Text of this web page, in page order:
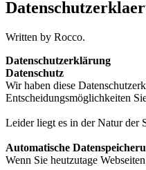
Written by Rocco.
Datenschutzerklärung
Datenschutz
Wir haben diese
Entscheidungsmöglichkeiten
Leider liegt es in der Natur der
Automatische
Wenn Sie heutzutage